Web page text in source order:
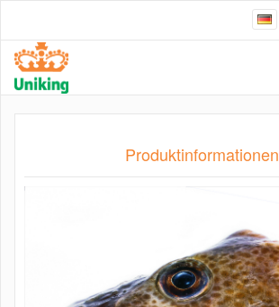
Produktinformationen